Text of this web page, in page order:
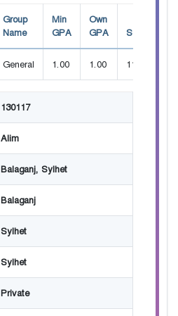
Group
Name
Min
GPA
Own
GPA
Seat
General 1.00 1.00 110
130117
Alim
Balaganj, Sylhet
Balaganj
Sylhet
Sylhet
Private